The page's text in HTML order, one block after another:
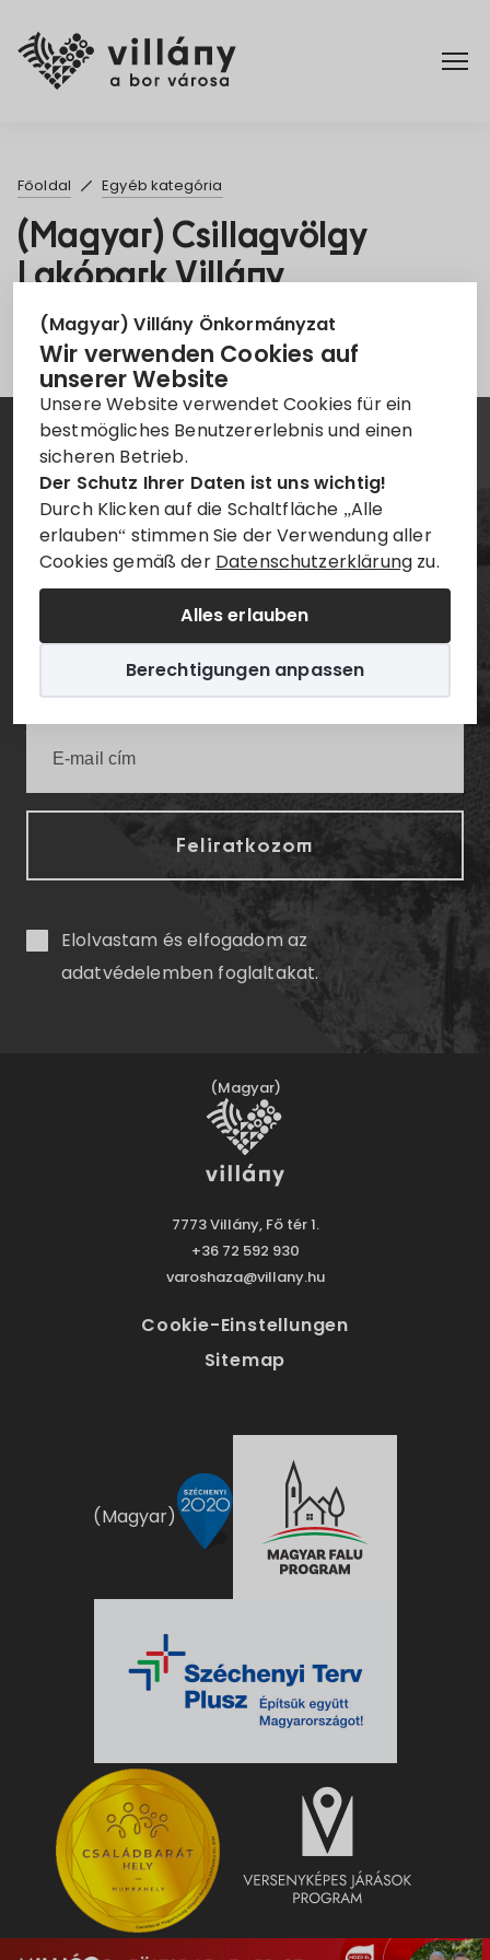
(Magyar) Villány Önkormányzat
Wir verwenden Cookies auf
unserer Website
Unsere Website verwendet Cookies für ein
bestmögliches Benutzererlebnis und einen
sicheren Betrieb.
Der Schutz Ihrer Daten ist uns wichtig!
Durch Klicken auf die Schaltfläche „Alle
erlauben“ stimmen Sie der Verwendung aller
Cookies gemäß der Datenschutzerklärung zu.
Alles erlauben
Berechtigungen anpassen
Rendelettár
Turizmus
Főoldal Egyéb kategória
(Magyar) Csillagvölgy
Lakópark Villány
Leider ist der Eintrag nur auf Magyar
Hírlevél
Értesüljön elsőként a legfrissebb villányi
infókról!
Elolvastam és elfogadom az
adatvédelemben foglaltakat.
(Magyar)
7773 Villány, Fő tér 1.
+36 72 592 930
varoshaza@villany.hu
Cookie-Einstellungen
Sitemap
(Magyar)